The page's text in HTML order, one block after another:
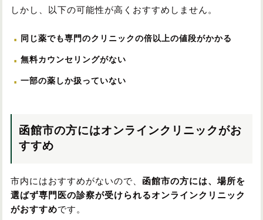
しかし、以下の可能性が高くおすすめしません。
同じ薬でも専門のクリニックの倍以上の値段がかかる
無料カウンセリングがない
一部の薬しか扱っていない
函館市の方にはオンラインクリニックがお
すすめ
市内にはおすすめがないので、 函館市の方には、場所を
選ばず専門医の診察が受けられるオンラインクリニック
がおすすめです。